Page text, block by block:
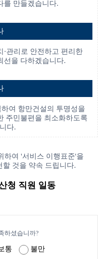
를 만들겠습니다.
·관리로 안전하고 편리한
선을 다하겠습니다.
여 항만건설의 투명성을
주민불편을 최소화하도록
다.
하여 '서비스 이행표준'을
것을 약속 드립니다.
청 직원 일동
하셨습니까?
통
불만